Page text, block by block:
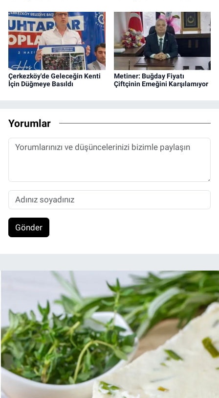
Çerkezköy'de Geleceğin Kenti
İçin Düğmeye Basıldı
Metiner: Buğday Fiyatı
Çiftçinin Emeğini Karşılamıyor
Yorumlar
Gönder